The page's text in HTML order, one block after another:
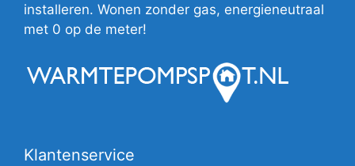
installeren. Wonen zonder gas, energieneutraal
met 0 op de meter!
Klantenservice